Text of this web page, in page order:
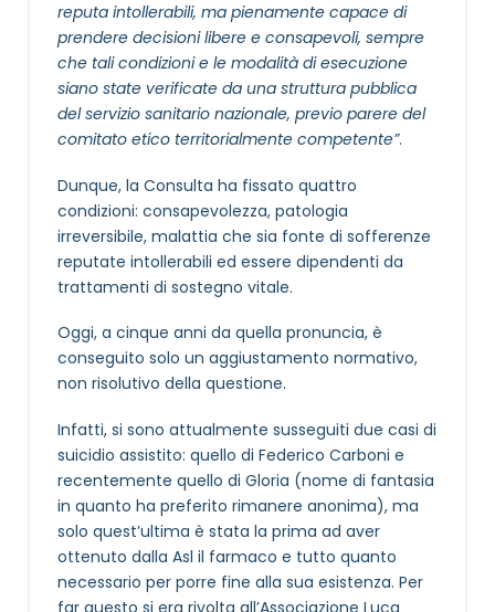
reputa intollerabili, ma pienamente capace di
prendere decisioni libere e consapevoli, sempre
che tali condizioni e le modalità di esecuzione
siano state verificate da una struttura pubblica
del servizio sanitario nazionale, previo parere del
comitato etico territorialmente competente”.
Dunque, la Consulta ha fissato quattro
condizioni: consapevolezza, patologia
irreversibile, malattia che sia fonte di sofferenze
reputate intollerabili ed essere dipendenti da
trattamenti di sostegno vitale.
Oggi, a cinque anni da quella pronuncia, è
conseguito solo un aggiustamento normativo,
non risolutivo della questione.
Infatti, si sono attualmente susseguiti due casi di
suicidio assistito: quello di Federico Carboni e
recentemente quello di Gloria (nome di fantasia
in quanto ha preferito rimanere anonima), ma
solo quest’ultima è stata la prima ad aver
ottenuto dalla Asl il farmaco e tutto quanto
necessario per porre fine alla sua esistenza. Per
far questo si era rivolta all’Associazione Luca